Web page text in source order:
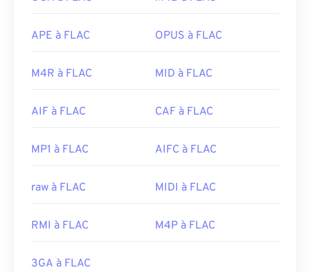
APE à FLAC OPUS à FLAC
M4R à FLAC MID à FLAC
AIF à FLAC CAF à FLAC
MP1 à FLAC AIFC à FLAC
raw à FLAC MIDI à FLAC
RMI à FLAC M4P à FLAC
3GA à FLAC